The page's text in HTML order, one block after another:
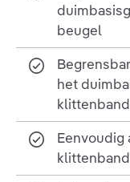
beugel
het
Eenvoudig